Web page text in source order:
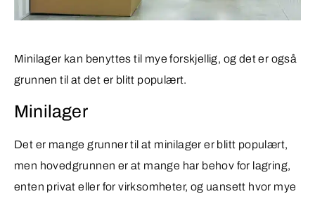
Minilager kan benyttes til mye forskjellig, og det er også
grunnen til at det er blitt populært.
Minilager
Det er mange grunner til at minilager er blitt populært,
men hovedgrunnen er at mange har behov for lagring,
enten privat eller for virksomheter, og uansett hvor mye